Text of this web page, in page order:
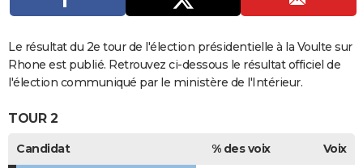
S'inscrire
Se connecter
Lycées
Collèges
Primaires
Universités
Entreprises
Service militaire
Avis de recherche
AVIS DE DÉCÈS
Bricolage
Lifestyle
Culture
Sport
Auto
Television
Voyage
Cinema
Le résultat du 2e tour de l'élection présidentielle à la Voulte sur
Rhone est publié. Retrouvez ci-dessous le résultat officiel de
l'élection communiqué par le ministère de l'Intérieur.
TOUR 2
Candidat % des voix
Voix